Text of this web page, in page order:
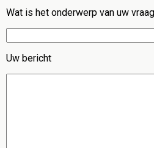
Wat is het onderwerp van uw
Uw bericht